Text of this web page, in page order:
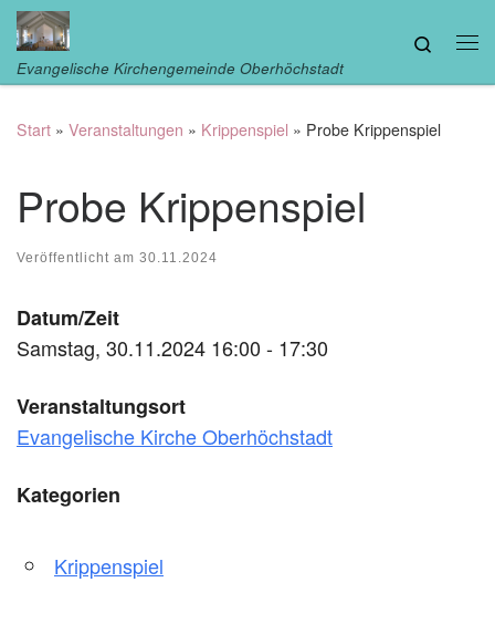
Zum Inhalt springen
Evangelische Kirchengemeinde Oberhöchstadt
Search
Start » Veranstaltungen » Krippenspiel » Probe Krippenspiel
Probe Krippenspiel
Veröffentlicht am 30.11.2024
Datum/Zeit
Samstag, 30.11.2024 16:00 - 17:30
Veranstaltungsort
Evangelische Kirche Oberhöchstadt
Kategorien
Krippenspiel